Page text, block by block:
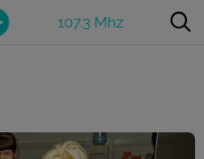
107.3 Mhz